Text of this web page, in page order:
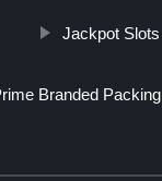
Jackpot
Branded Packing